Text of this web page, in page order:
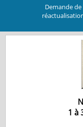
Demande de
1 à